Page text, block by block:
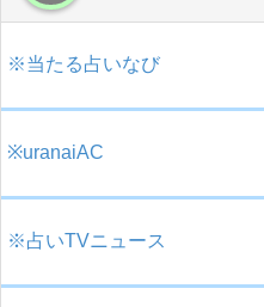
※当たる占いなび
※uranaiAC
※占いTVニュース